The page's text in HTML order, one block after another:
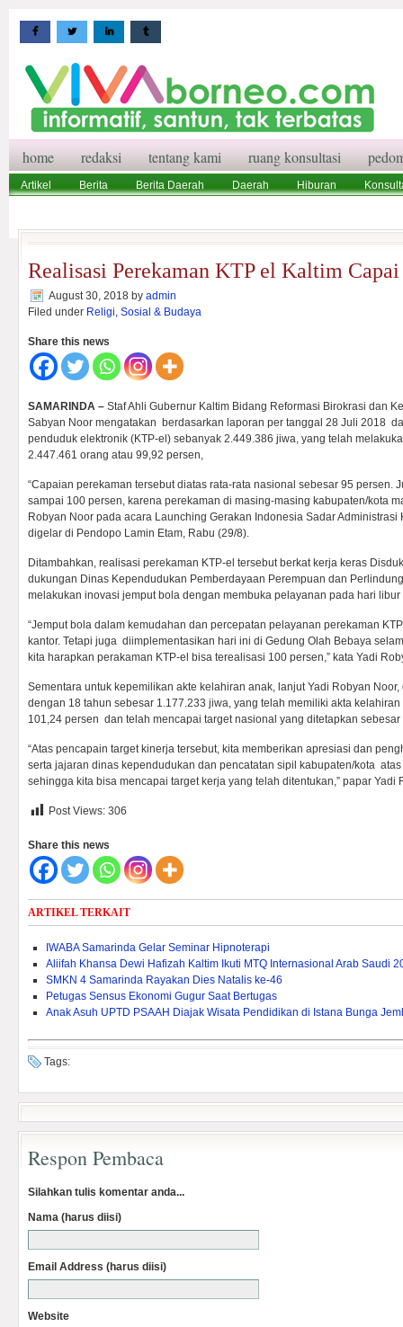
home redaksi tentang kami ruang konsultasi
Artikel Berita Berita Daerah Daerah Hiburan
Realisasi Perekaman KTP el Kaltim Capai
August 30, 2018 by admin
Filed under Religi, Sosial & Budaya
Share this news
SAMARINDA – Staf Ahli Gubernur Kaltim Bidang Reformasi Birokrasi dan
Sabyan Noor mengatakan berdasarkan laporan per tanggal 28 Juli 2018
penduduk elektronik (KTP-el) sebanyak 2.449.386 jiwa, yang telah
2.447.461 orang atau 99,92 persen,
“Capaian perekaman tersebut diatas rata-rata nasional sebesar 95 persen.
sampai 100 persen, karena perekaman di masing-masing kabupaten/kota
Robyan Noor pada acara Launching Gerakan Indonesia Sadar Administrasi
digelar di Pendopo Lamin Etam, Rabu (29/8).
Ditambahkan, realisasi perekaman KTP-el tersebut berkat kerja keras
dukungan Dinas Kependudukan Pemberdayaan Perempuan dan
melakukan inovasi jemput bola dengan membuka pelayanan pada hari
“Jemput bola dalam kemudahan dan percepatan pelayanan perekaman
kantor. Tetapi juga diimplementasikan hari ini di Gedung Olah Bebaya
kita harapkan perakaman KTP-el bisa terealisasi 100 persen,” kata Yadi
Sementara untuk kepemilikan akte kelahiran anak, lanjut Yadi Robyan
dengan 18 tahun sebesar 1.177.233 jiwa, yang telah memiliki akta
101,24 persen dan telah mencapai target nasional yang ditetapkan sebesar
“Atas pencapain target kinerja tersebut, kita memberikan apresiasi dan
serta jajaran dinas kependudukan dan pencatatan sipil kabupaten/kota
sehingga kita bisa mencapai target kerja yang telah ditentukan,” papar Yadi
Post Views: 306
Share this news
ARTIKEL TERKAIT
IWABA Samarinda Gelar Seminar Hipnoterapi
Aliifah Khansa Dewi Hafizah Kaltim Ikuti MTQ Internasional Arab Saudi
SMKN 4 Samarinda Rayakan Dies Natalis ke-46
Petugas Sensus Ekonomi Gugur Saat Bertugas
Anak Asuh UPTD PSAAH Diajak Wisata Pendidikan di Istana Bunga
Tags:
Respon Pembaca
Silahkan tulis komentar anda...
Nama (harus diisi)
Email Address (harus diisi)
Website